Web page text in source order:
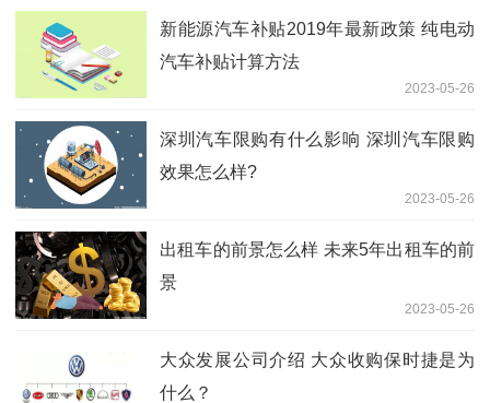
新能源汽车补贴2019年最新政策 纯电动
汽车补贴计算方法
2023-05-26
深圳汽车限购有什么影响 ​深圳汽车限购
效果怎么样?
2023-05-26
出租车的前景怎么样 未来5年出租车的前
景
2023-05-26
大众发展公司介绍 大众收购保时捷是为
什么？